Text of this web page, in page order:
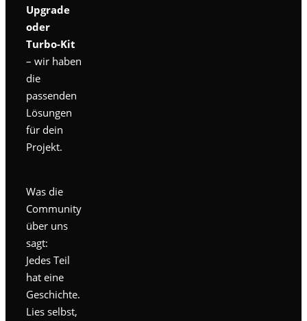
Upgrade
oder
Turbo-Kit
– wir haben
die
passenden
Lösungen
für dein
Projekt.
Was die
Community
über uns
sagt:
Jedes Teil
hat eine
Geschichte.
Lies selbst,